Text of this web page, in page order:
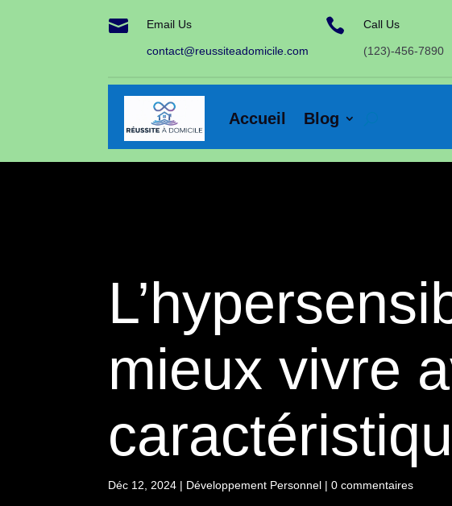
 Email Us
contact@reussiteadomicile.com
 Call Us
(123)-456-7890
Accueil Blog
mieux vivre
Déc 12, 2024 | Développement Personnel |0 commentaires